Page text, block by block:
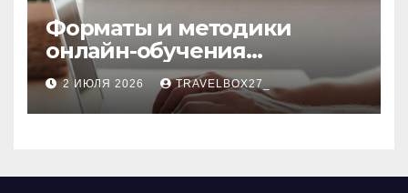
Форматы и методики
онлайн-обучения
современным профессиям
2 ИЮЛЯ 2026 TRAVELBOX27_